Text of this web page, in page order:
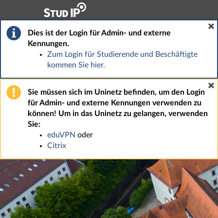
Hauptnavigation
Fußzeile
Dies ist der Login für Admin- und externe
Kennungen.
Zum Login für Studierende und Beschäftigte
kommen Sie hier.
Sie müssen sich im Uninetz befinden, um den Login
für Admin- und externe Kennungen verwenden zu
können! Um in das Uninetz zu gelangen, verwenden
Sie:
eduVPN oder
Citrix